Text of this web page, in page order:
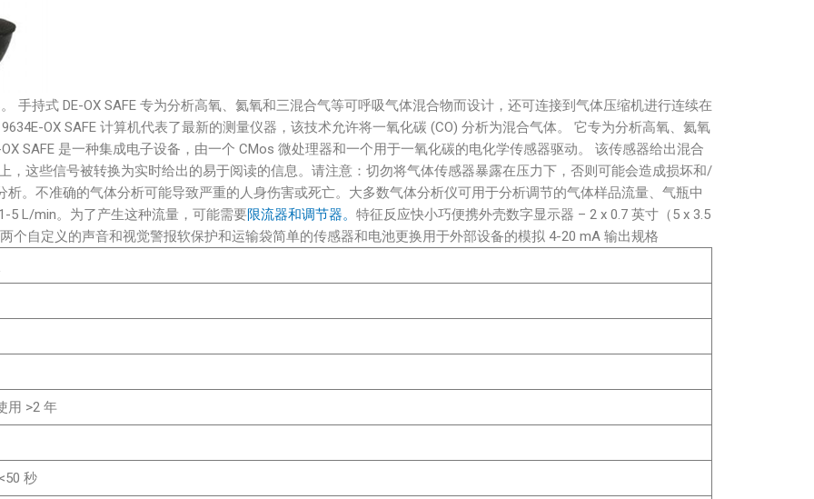
手持式 DE-OX SAFE 专为分析高氧、氦氧和三混合气等可呼吸气体混合物而设计，还可连接到气体压缩机进行连续在
OX SAFE 计算机代表了最新的测量仪器，该技术允许将一氧化碳 (CO) 分析为混合气体。 它专为分析高氧、氦氧
SAFE 是一种集成电子设备，由一个 CMos 微处理器和一个用于一氧化碳的电化学传感器驱动。 该传感器给出混合
，这些信号被转换为实时给出的易于阅读的信息。请注意：切勿将气体传感器暴露在压力下，否则可能会造成损坏和/
。不准确的气体分析可能导致严重的人身伤害或死亡。大多数气体分析仪可用于分析调节的气体样品流量、气瓶中
5 L/min。为了产生这种流量，可能需要限流器和调节器。 特征反应快小巧便携外壳数字显示器 – 2 x 0.7 英寸（5 x 3.5
个自定义的声音和视觉警报软保护和运输袋简单的传感器和电池更换用于外部设备的模拟 4-20 mA 输出规格
用 >2 年
秒